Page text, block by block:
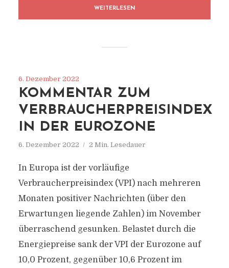
WEITERLESEN
6. Dezember 2022
KOMMENTAR ZUM
VERBRAUCHERPREISINDEX
IN DER EUROZONE
6. Dezember 2022 2 Min. Lesedauer
In Europa ist der vorläufige
Verbraucherpreisindex (VPI) nach mehreren
Monaten positiver Nachrichten (über den
Erwartungen liegende Zahlen) im November
überraschend gesunken. Belastet durch die
Energiepreise sank der VPI der Eurozone auf
10,0 Prozent, gegenüber 10,6 Prozent im